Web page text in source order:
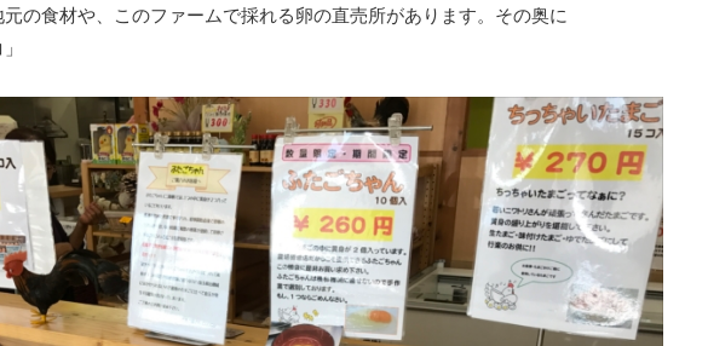
の食材や、このファームで採れる卵の直売所があります。その奥に